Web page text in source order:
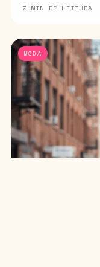
7 MIN DE LEITURA
MODA